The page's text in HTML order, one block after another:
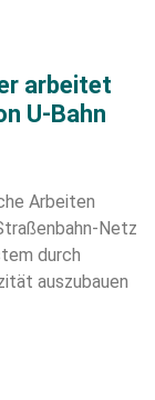
arbeitet
U-Bahn
Arbeiten
Netz
durch
auszubauen